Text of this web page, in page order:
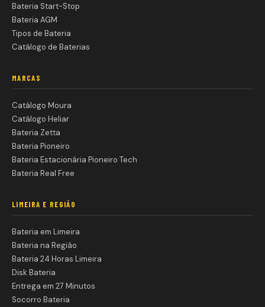
Bateria Start-Stop
Bateria AGM
Tipos de Bateria
Catálogo de Baterias
MARCAS
Catálogo Moura
Catálogo Heliar
Bateria Zetta
Bateria Pioneiro
Bateria Estacionária Pioneiro Tech
Bateria Real Free
LIMEIRA E REGIÃO
Bateria em Limeira
Bateria na Região
Bateria 24 Horas Limeira
Disk Bateria
Entrega em 27 Minutos
Socorro Bateria